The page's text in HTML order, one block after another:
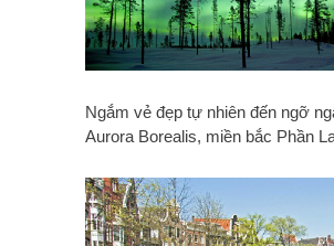
Ngắm vẻ đẹp tự nhiên đến ngỡ
Aurora Borealis, miền bắc Phần